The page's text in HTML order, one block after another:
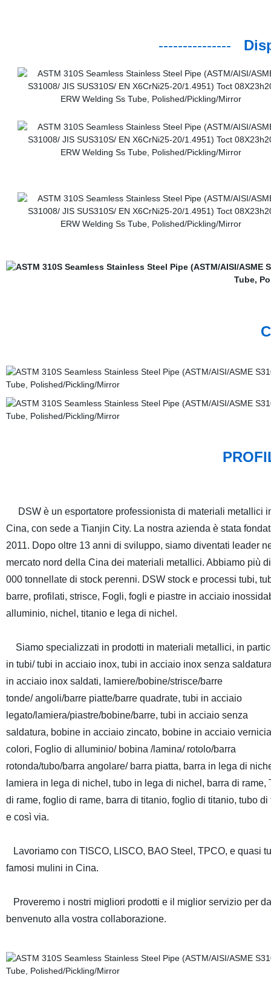
---------------
DSW è un esportatore professionista di materiali metallici
Cina, con sede a Tianjin City. La nostra azienda è stata
2011. Dopo oltre 13 anni di sviluppo, siamo diventati leader
mercato nord della Cina dei materiali metallici. Abbiamo più
000 tonnellate di stock perenni. DSW stock e processi tubi,
barre, profilati, strisce, Fogli, fogli e piastre in acciaio
alluminio, nichel, titanio e lega di nichel.
Siamo specializzati in prodotti in materiali metallici, in
in tubi/ tubi in acciaio inox, tubi in acciaio inox senza
in acciaio inox saldati, lamiere/bobine/strisce/barre
tonde/ angoli/barre piatte/barre quadrate, tubi in acciaio
legato/lamiera/piastre/bobine/barre, tubi in acciaio senza
saldatura, bobine in acciaio zincato, bobine in acciaio
colori, Foglio di alluminio/ bobina /lamina/ rotolo/barra
rotonda/tubo/barra angolare/ barra piatta, barra in lega di
lamiera in lega di nichel, tubo in lega di nichel, barra di rame,
di rame, foglio di rame, barra di titanio, foglio di titanio, tubo di
e così via.
Lavoriamo con TISCO, LISCO, BAO Steel, TPCO, e quasi
famosi mulini in Cina.
Proveremo i nostri migliori prodotti e il miglior servizio per
benvenuto alla vostra collaborazione.